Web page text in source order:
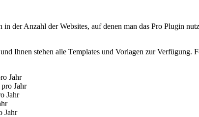
in der Anzahl der Websites, auf denen man das Pro Plugin
Ihnen stehen alle Templates und Vorlagen zur Verfügung.
Jahr
Jahr
Jahr
Jahr